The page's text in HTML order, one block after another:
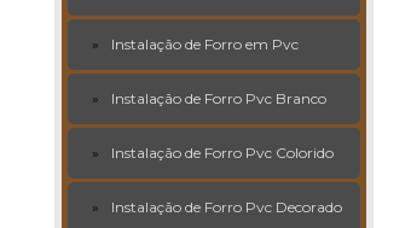
Instalação de Forro em Pvc
Instalação de Forro Pvc Branco
Instalação de Forro Pvc Colorido
Instalação de Forro Pvc Decorado